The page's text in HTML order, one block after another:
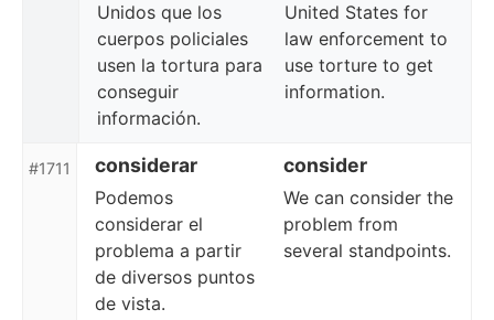
Unidos que los
cuerpos policiales
usen la tortura para
conseguir
información.
United States for
law enforcement to
use torture to get
information.
#1711 considerar consider
Podemos
considerar el
problema a partir
de diversos puntos
de vista.
We can consider the
problem from
several standpoints.